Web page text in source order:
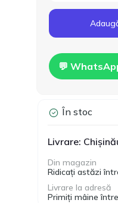
Cod produs:
Gips-carton Knauf
1200x2500x12.5mm
💬
În stoc
Livrare:
Din magazin
Ridicați astăzi
Livrare la adresă
Primiți mâine